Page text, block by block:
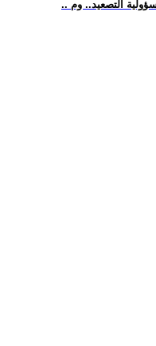
التصعيد.. وم